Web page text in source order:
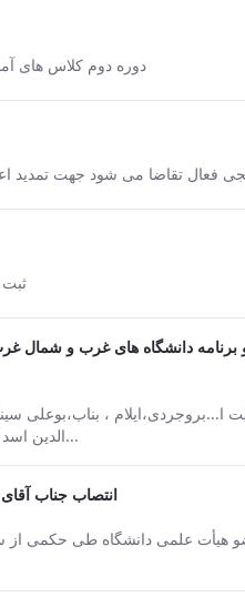
version of this content.
دوره دوم کلاس های آموزشی
version of this content.
فعال تقاضا می شود جهت تمدید
version of this content.
ثبت
دانشگاه های غرب و شمال غرب
version of this content.
، بناب،بوعلی
الدین اسد آبادی،شهید مدنی،کردستان ،محقق اردبیلی، مراغه،ملایر،صنعتی...
انتصاب جناب
of this content.
هیأت علمی دانشگاه طی حکمی از